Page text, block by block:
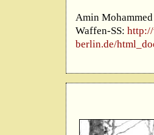
Amin
Waffen-SS:
berlin.de/